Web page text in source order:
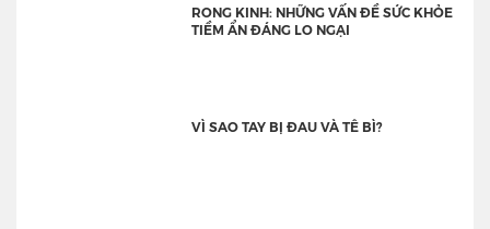
RONG KINH: NHỮNG VẤN ĐỀ SỨC KHỎE
TIỀM ẨN ĐÁNG LO NGẠI
VÌ SAO TAY BỊ ĐAU VÀ TÊ BÌ?